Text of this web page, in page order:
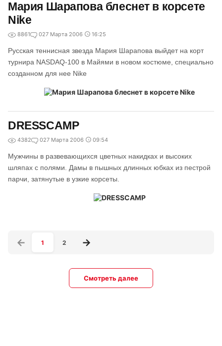
Мария Шарапова блеснет в корсете
Nike
8861 027 Марта 2006 16:25
Русская теннисная звезда Мария Шарапова выйдет на корт
турнира NASDAQ-100 в Майями в новом костюме, специально
созданном для нее Nike
DRESSCAMP
4382 027 Марта 2006 09:54
Мужчины в развевающихся цветных накидках и высоких
шляпах с полями. Дамы в пышных длинных юбках из пестрой
парчи, затянутые в узкие корсеты.
1 2
Смотреть далее